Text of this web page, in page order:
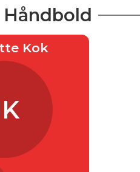
Kok